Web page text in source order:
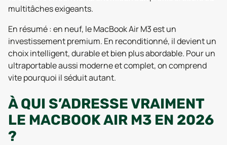
multitâches exigeants.
En résumé : en neuf, le MacBook Air M3 est un
investissement premium. En reconditionné, il devient un
choix intelligent, durable et bien plus abordable. Pour un
ultraportable aussi moderne et complet, on comprend
vite pourquoi il séduit autant.
À QUI S’ADRESSE VRAIMENT
LE MACBOOK AIR M3 EN 2026
?